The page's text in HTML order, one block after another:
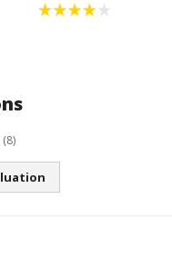
(8)